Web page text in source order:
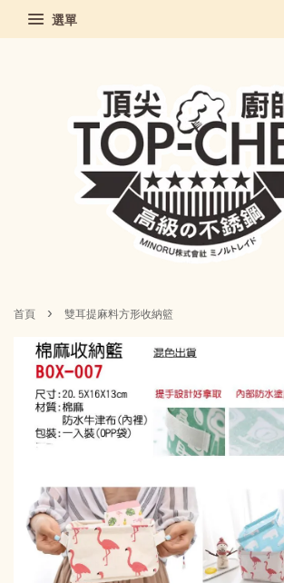
選單
首頁 › 雙耳提麻料方形收納籃